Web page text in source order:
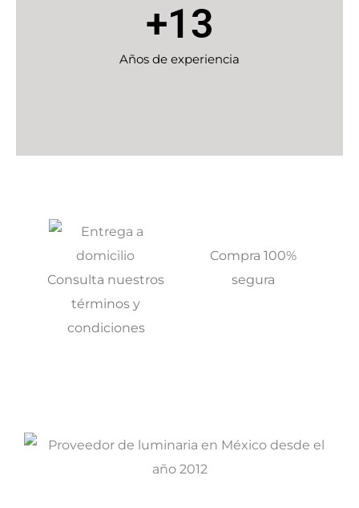
Años de experiencia
+13
Consulta nuestros
términos y
condiciones
Compra 100%
segura